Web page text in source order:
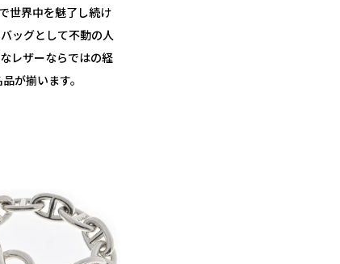
世界中を魅了し続け
ッグとして不動の人
レザーならではの経
が揃います。